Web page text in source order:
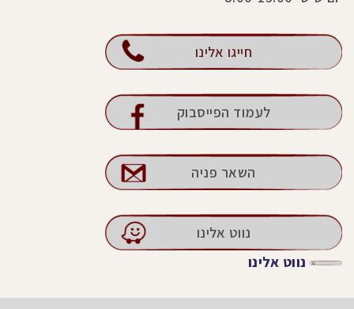
חייגו אלינו
לעמוד הפייסבוק
השאר פניה
נווט אלינו
נווט אלינו